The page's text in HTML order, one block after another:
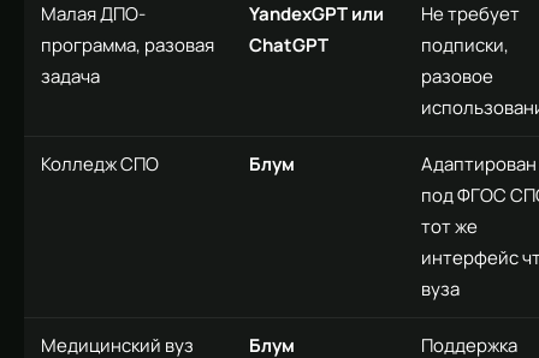
Малая ДПО-
программа, разовая
задача
YandexGPT или
ChatGPT
Не требует
подписки,
разовое
Колледж СПО Блум
Адаптирован
под ФГОС
тот же
интерфейс
вуза
Медицинский вуз Блум
Поддержка